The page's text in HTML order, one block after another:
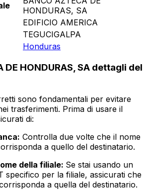
HONDURAS, SA
EDIFICIO AMERICA
TEGUCIGALPA
Honduras
DE HONDURAS, SA dettagli del
sono fondamentali per evitare
trasferimenti. Prima di usare il
di:
Controlla due volte che il nome
a quello del destinatario.
della filiale: Se stai usando un
specifico per la filiale, assicurati che
a quella del destinatario.